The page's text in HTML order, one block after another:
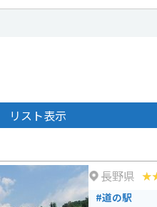
リスト表示
長野県
#道の駅